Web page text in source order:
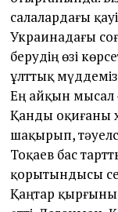
салалардағы
Украинадағы
берудің өзі
ұлттық
Ең айқын мысал
Қанды оқиғаны
шақырып,
Тоқаев бас
қорытындысы
Қаңтар